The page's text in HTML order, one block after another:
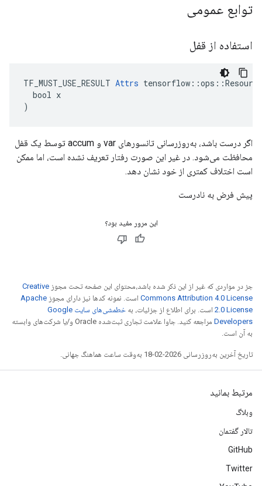
توابع عمومی
استفاده از قفل
TF_MUST_USE_RESULT Attrs
  bool x
)
اگر درست باشد، به‌روزرسانی تانسورهای var و accum توسط یک قفل
محافظت می‌شود. در غیر این صورت رفتار تعریف نشده است، اما ممکن
است اختلاف کمتری از خود نشان دهد.
پیش فرض به نادرست
این مرور مفید بود؟
جز در مواردی که غیر از این ذکر شده باشد،‌محتوای این صفحه تحت مجوز Creative
Commons Attribution 4.0 License است. نمونه کدها نیز دارای مجوز Apache
2.0 License است. برای اطلاع از جزئیات، به
خطمشی‌های سایت Google
Developers‏
مراجعه کنید. جاوا علامت تجاری ثبت‌شده Oracle و/یا شرکت‌های وابسته
به آن است.
تاریخ آخرین به‌روزرسانی 2026-02-18 به‌وقت ساعت هماهنگ جهانی.
مرتبط بمانید
وبلاگ
تالار گفتمان
GitHub
Twitter